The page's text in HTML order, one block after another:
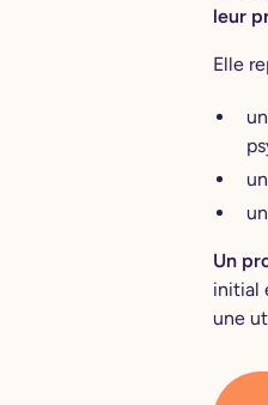
leur
Elle
Un
initial
une